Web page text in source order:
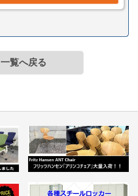
一覧へ戻る